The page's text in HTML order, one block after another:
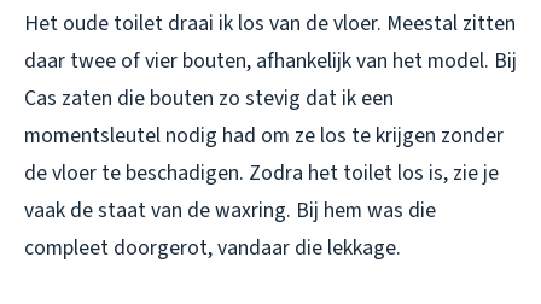
Het oude toilet draai ik los van de vloer. Meestal zitten
daar twee of vier bouten, afhankelijk van het model. Bij
Cas zaten die bouten zo stevig dat ik een
momentsleutel nodig had om ze los te krijgen zonder
de vloer te beschadigen. Zodra het toilet los is, zie je
vaak de staat van de waxring. Bij hem was die
compleet doorgerot, vandaar die lekkage.